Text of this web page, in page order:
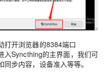
打开浏览器的8384端口
入Syncthing的主界面，我们可
步内容，设备准入等等。